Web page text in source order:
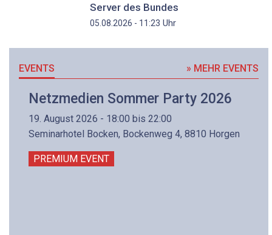
Server des Bundes
05.08.2026 - 11:23 Uhr
EVENTS » MEHR EVENTS
Netzmedien Sommer Party 2026
19. August 2026 - 18:00 bis 22:00
Seminarhotel Bocken, Bockenweg 4, 8810 Horgen
PREMIUM EVENT